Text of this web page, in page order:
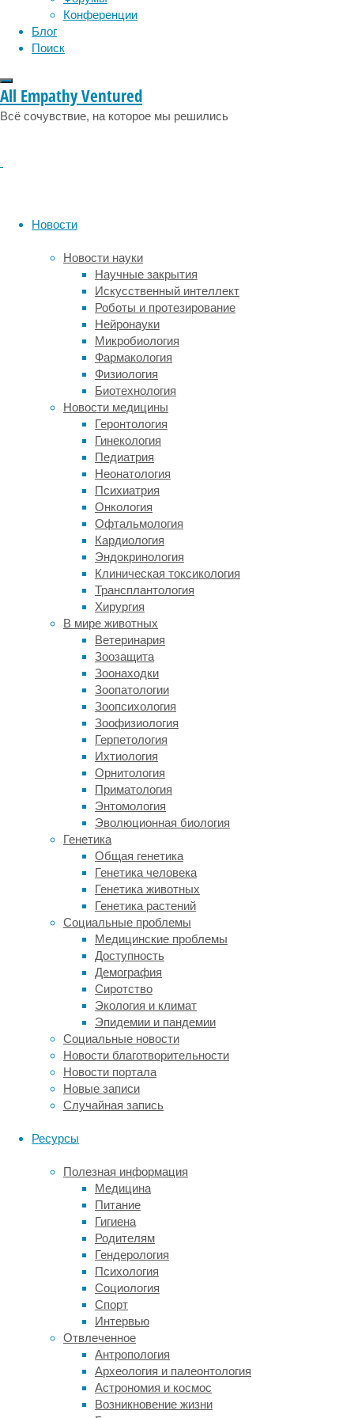
Конференции
Блог
Поиск
All Empathy Ventured
Всё сочувствие, на которое мы решились
Новости
Новости науки
Научные закрытия
Искусственный интеллект
Роботы и протезирование
Нейронауки
Микробиология
Фармакология
Физиология
Биотехнология
Новости медицины
Геронтология
Гинекология
Педиатрия
Неонатология
Психиатрия
Онкология
Офтальмология
Кардиология
Эндокринология
Клиническая токсикология
Трансплантология
Хирургия
В мире животных
Ветеринария
Зоозащита
Зоонаходки
Зоопатологии
Зоопсихология
Зоофизиология
Герпетология
Ихтиология
Орнитология
Приматология
Энтомология
Эволюционная биология
Генетика
Общая генетика
Генетика человека
Генетика животных
Генетика растений
Социальные проблемы
Медицинские проблемы
Доступность
Демография
Сиротство
Экология и климат
Эпидемии и пандемии
Социальные новости
Новости благотворительности
Новости портала
Новые записи
Случайная запись
Ресурсы
Полезная информация
Медицина
Питание
Гигиена
Родителям
Гендерология
Психология
Социология
Спорт
Интервью
Отвлеченное
Антропология
Археология и палеонтология
Астрономия и космос
Возникновение жизни
также
клеток
мозга
Этот
принадлежит
подсемейству
FOX-
семейства
транскрипционных
факторов.
Они
регулируют
тканеспецифическую
клеточную
транскрипцию
генов
как
период
развития,
так
во
взрослом
возрасте.
Мутации
гене
Foxp1
впервые
нашлись
пациентов
РАС
нарушениями
речи
более
десяти
лет
назад.
Во
время
эмбрионального
развития
он
контролирует
активность
многих
других
генов,
связанных
развитием
крови,
легких,
сердца,
головного
спинного
мозга.
Чтобы
изучить,
как
мутации
Foxp1
могут
приводить